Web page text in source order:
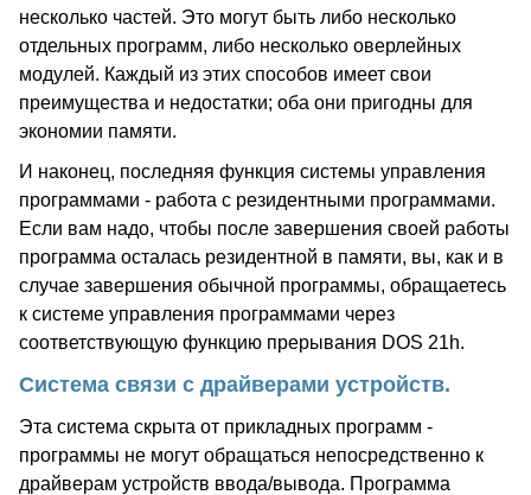
несколько частей. Это могут быть либо несколько
отдельных программ, либо несколько оверлейных
модулей. Каждый из этих способов имеет свои
преимущества и недостатки; оба они пригодны для
экономии памяти.
И наконец, последняя функция системы управления
программами - работа с резидентными программами.
Если вам надо, чтобы после завершения своей работы
программа осталась резидентной в памяти, вы, как и в
случае завершения обычной программы, обращаетесь
к системе управления программами через
соответствующую функцию прерывания DOS 21h.
Система связи с драйверами устройств.
Эта система скрыта от прикладных программ -
программы не могут обращаться непосредственно к
драйверам устройств ввода/вывода. Программа